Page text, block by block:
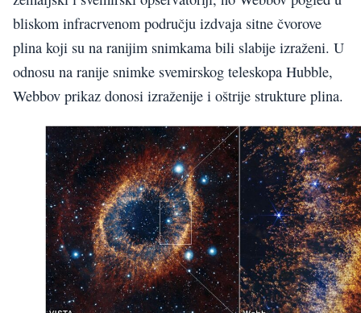
bliskom infracrvenom području izdvaja sitne čvorove
plina koji su na ranijim snimkama bili slabije izraženi. U
odnosu na ranije snimke svemirskog teleskopa Hubble,
Webbov prikaz donosi izraženije i oštrije strukture plina.